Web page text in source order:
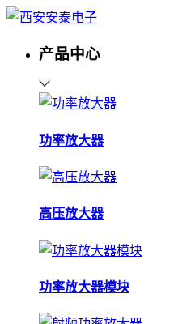
产品中心
功率放大器
高压放大器
功率放大器模块